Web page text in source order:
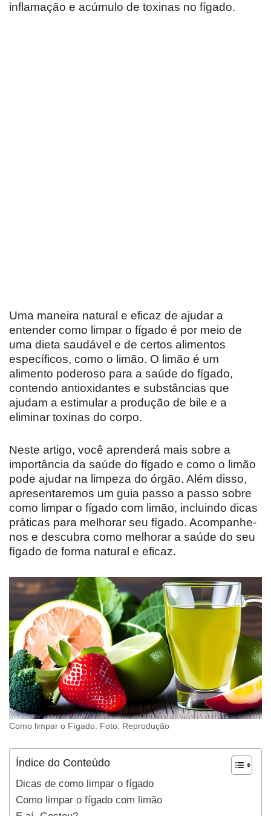
inflamação e acúmulo de toxinas no fígado.
Uma maneira natural e eficaz de ajudar a
entender como limpar o fígado é por meio de
uma dieta saudável e de certos alimentos
específicos, como o limão. O limão é um
alimento poderoso para a saúde do fígado,
contendo antioxidantes e substâncias que
ajudam a estimular a produção de bile e a
eliminar toxinas do corpo.
Neste artigo, você aprenderá mais sobre a
importância da saúde do fígado e como o limão
pode ajudar na limpeza do órgão. Além disso,
apresentaremos um guia passo a passo sobre
como limpar o fígado com limão, incluindo dicas
práticas para melhorar seu fígado. Acompanhe-
nos e descubra como melhorar a saúde do seu
fígado de forma natural e eficaz.
Como limpar o Fígado. Foto: Reprodução
Índice do Conteúdo
Dicas de como limpar o fígado
Como limpar o fígado com limão